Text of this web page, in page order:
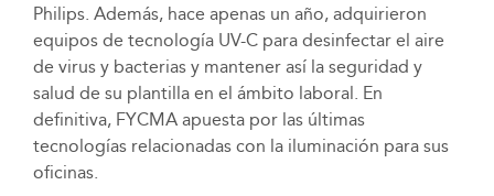
Philips. Además, hace apenas un año, adquirieron
equipos de tecnología UV-C para desinfectar el aire
de virus y bacterias y mantener así la seguridad y
salud de su plantilla en el ámbito laboral. En
definitiva, FYCMA apuesta por las últimas
tecnologías relacionadas con la iluminación para sus
oficinas.